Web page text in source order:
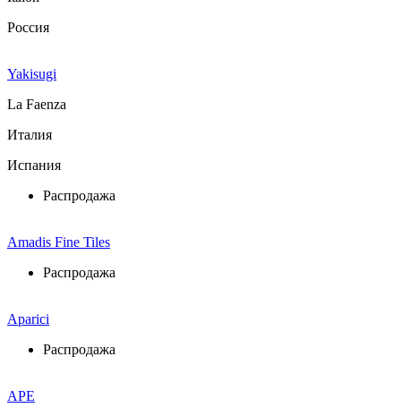
Россия
Yakisugi
La Faenza
Италия
Испания
Распродажа
Amadis Fine Tiles
Распродажа
Aparici
Распродажа
APE